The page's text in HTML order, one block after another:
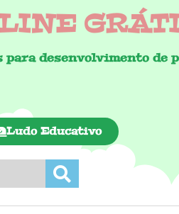
desenvolvimento de
Ludo Educativo